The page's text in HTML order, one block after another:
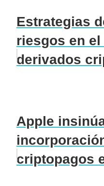
Estrategias
riesgos en
derivados
Apple
criptopagos